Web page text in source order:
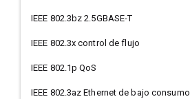
IEEE 802.3bz 2.5GBASE-T
IEEE 802.3x control de flujo
IEEE 802.1p QoS
IEEE 802.3az Ethernet de bajo consumo